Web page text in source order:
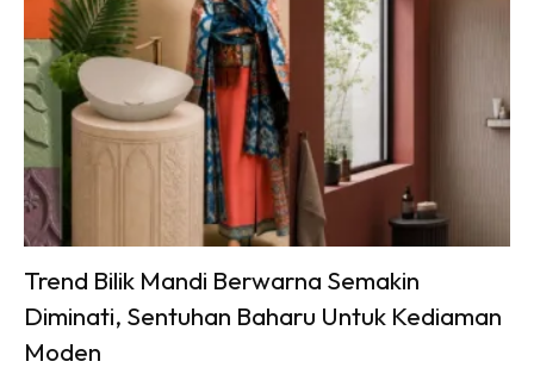
Menurut Elisya, dia dan suami, Uzair Haqimy,
bagaimanapun tidak mempunyai perancangan untuk
menambah zuriat dalam masa terdekat memandangkan
masing-masing sibuk mencari duit untuk membeli rumah
baharu.
“Zuriat juga dalam perancangan, mak mentua (Shiela Rusly)
dah tanya sebenarnya. Dia cakap ‘ha Elisya dah boleh dah
ni, Bunga dah besar, bagi la anak lelaki seorang’.
Trend Bilik Mandi Berwarna Semakin
Diminati, Sentuhan Baharu Untuk Kediaman
Moden